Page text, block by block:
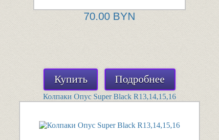
70.00 BYN
Купить Подробнее
Колпаки Опус Super Black R13,14,15,16